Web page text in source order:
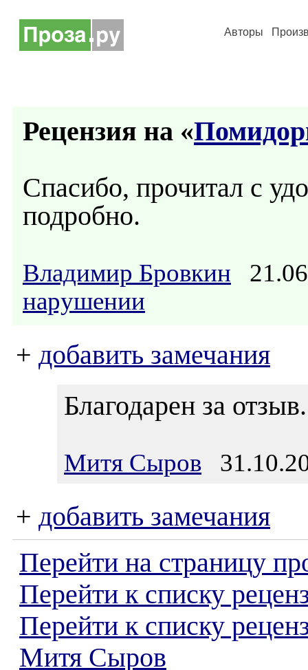
Авторы
Рецензия на «
Спасибо, прочитал с
подробно.
Владимир Бровкин
нарушении
+ добавить замечания
Благодарен за
Митя Сыров
+ добавить замечания
Перейти на страницу
Перейти к списку
Перейти к списку
Митя Сыров